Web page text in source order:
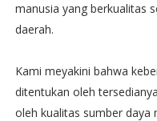
manusia yang berkualitas
daerah.
Kami meyakini bahwa
ditentukan oleh
oleh kualitas sumber daya